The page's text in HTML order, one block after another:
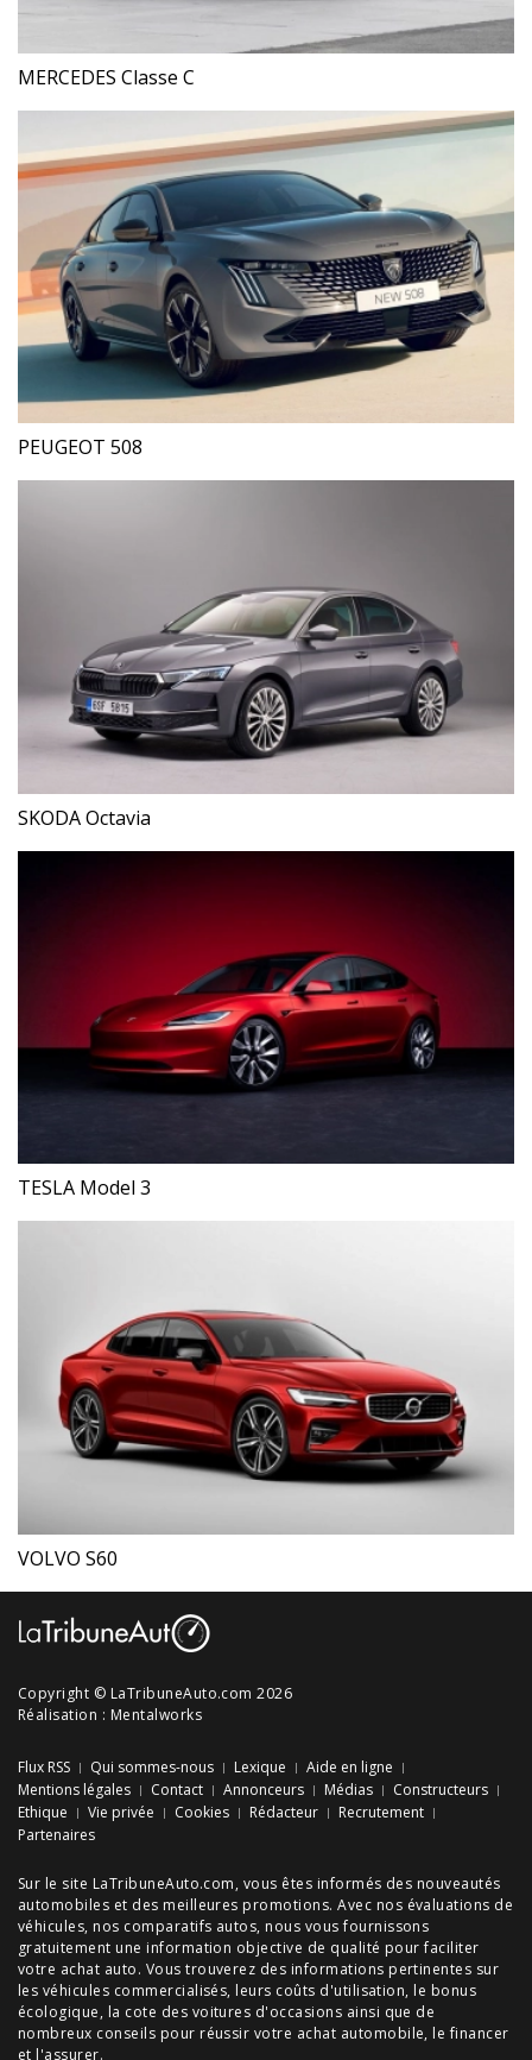
MERCEDES Classe C
PEUGEOT 508
SKODA Octavia
TESLA Model 3
VOLVO S60
Copyright © LaTribuneAuto.com 2026
Réalisation : Mentalworks
Flux RSS Qui sommes-nous Lexique
Aide en ligne
Mentions légales
Contact Annonceurs Médias
Constructeurs
Ethique
Vie privée Cookies Rédacteur
Recrutement
Partenaires
Sur le site LaTribuneAuto.com, vous êtes informés des nouveautés
automobiles et des meilleures promotions. Avec nos évaluations de
véhicules, nos comparatifs autos, nous vous fournissons
gratuitement une information objective de qualité pour faciliter
votre achat auto. Vous trouverez des informations pertinentes sur
les véhicules commercialisés, leurs coûts d'utilisation, le bonus
écologique, la cote des voitures d'occasions ainsi que de
nombreux conseils pour réussir votre achat automobile, le financer
et l'assurer.